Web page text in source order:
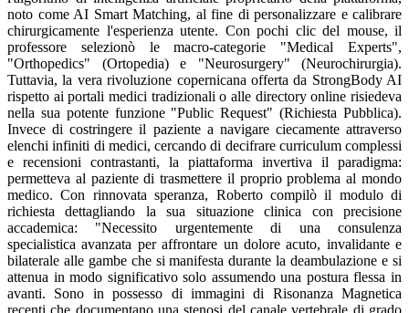
noto come AI Smart Matching, al fine di personalizzare e calibrare
chirurgicamente l'esperienza utente. Con pochi clic del mouse, il
professore selezionò le macro-categorie "Medical Experts",
"Orthopedics" (Ortopedia) e "Neurosurgery" (Neurochirurgia).
Tuttavia, la vera rivoluzione copernicana offerta da StrongBody AI
rispetto ai portali medici tradizionali o alle directory online risiedeva
nella sua potente funzione "Public Request" (Richiesta Pubblica).
Invece di costringere il paziente a navigare ciecamente attraverso
elenchi infiniti di medici, cercando di decifrare curriculum complessi
e recensioni contrastanti, la piattaforma invertiva il paradigma:
permetteva al paziente di trasmettere il proprio problema al mondo
medico. Con rinnovata speranza, Roberto compilò il modulo di
richiesta dettagliando la sua situazione clinica con precisione
accademica: "Necessito urgentemente di una consulenza
specialistica avanzata per affrontare un dolore acuto, invalidante e
bilaterale alle gambe che si manifesta durante la deambulazione e si
attenua in modo significativo solo assumendo una postura flessa in
avanti. Sono in possesso di immagini di Risonanza Magnetica
recenti che documentano una stenosi del canale vertebrale di grado